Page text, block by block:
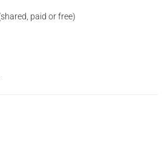
paid or free)